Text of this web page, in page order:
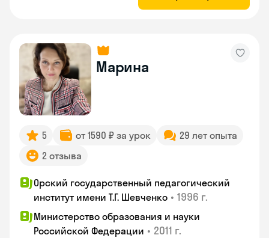
Марина
5 от 1590 ₽ за урок
29 лет опыта
2 отзыва
Орский государственный педагогический
институт имени Т.Г. Шевченко • 1996 г.
Министерство образования и науки
Российской Федерации • 2011 г.